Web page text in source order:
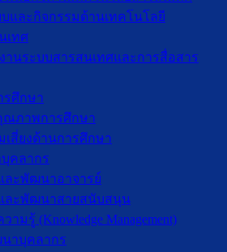
บและกิจกรรมด้านเทคโนโลยี
เทศ
านระบบสารสนเทศและการสื่อสาร
ศึกษา
ภาพการศึกษา
เสี่ยงด้านการศึกษา
คลากร
ละพัฒนาอาจารย์
ละพัฒนาสายสนับสนุน
ามรู้ (Knowledge Management)
าบุคลากร